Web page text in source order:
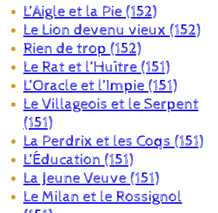
L’Aigle et la Pie (152)
Le Lion devenu vieux (152)
Rien de trop (152)
Le Rat et l’Huître (151)
L’Oracle et l’Impie (151)
Le Villageois et le Serpent
(151)
La Perdrix et les Coqs (151)
L’Éducation (151)
La Jeune Veuve (151)
Le Milan et le Rossignol